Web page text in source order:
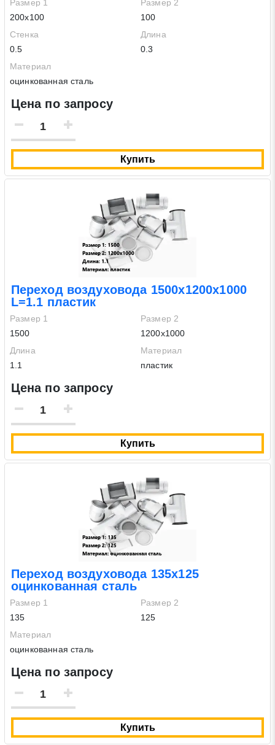
Размер 1
200х100
Размер 2
100
Стенка
0.5
Длина
0.3
Материал
оцинкованная сталь
Цена по запросу
Купить
Переход воздуховода 1500х1200х1000
L=1.1 пластик
Размер 1
1500
Размер 2
1200х1000
Длина
1.1
Материал
пластик
Цена по запросу
Купить
Переход воздуховода 135х125
оцинкованная сталь
Размер 1
135
Размер 2
125
Материал
оцинкованная сталь
Цена по запросу
Купить